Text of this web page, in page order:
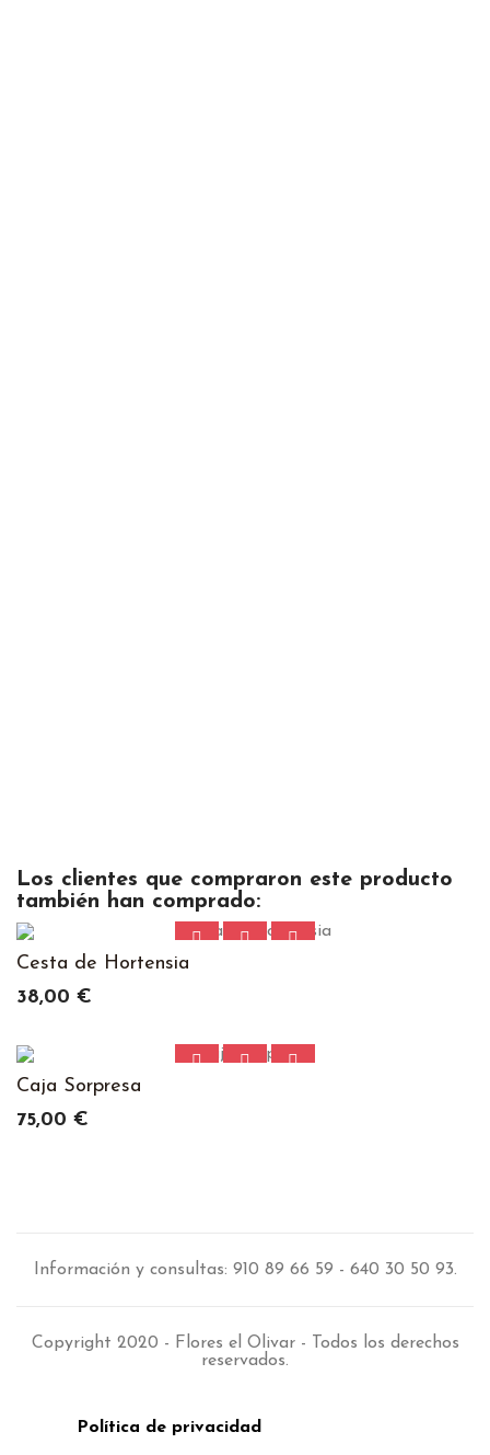
Los clientes que compraron este producto
también han comprado:
Cesta de Hortensia
Precio
38,00 €
Caja Sorpresa
Precio
75,00 €
Información y consultas: 910 89 66 59 - 640 30 50 93.
Copyright 2020 - Flores el Olivar - Todos los derechos
reservados.
Política de privacidad